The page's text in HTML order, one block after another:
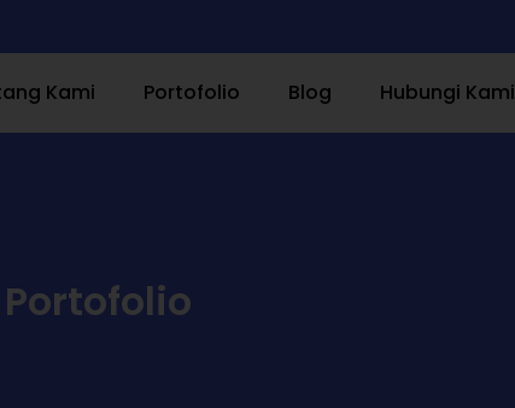
Kami Portofolio Blog Hubungi Kami
Portofolio